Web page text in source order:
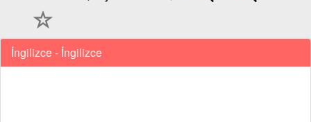
İngilizce - İngilizce